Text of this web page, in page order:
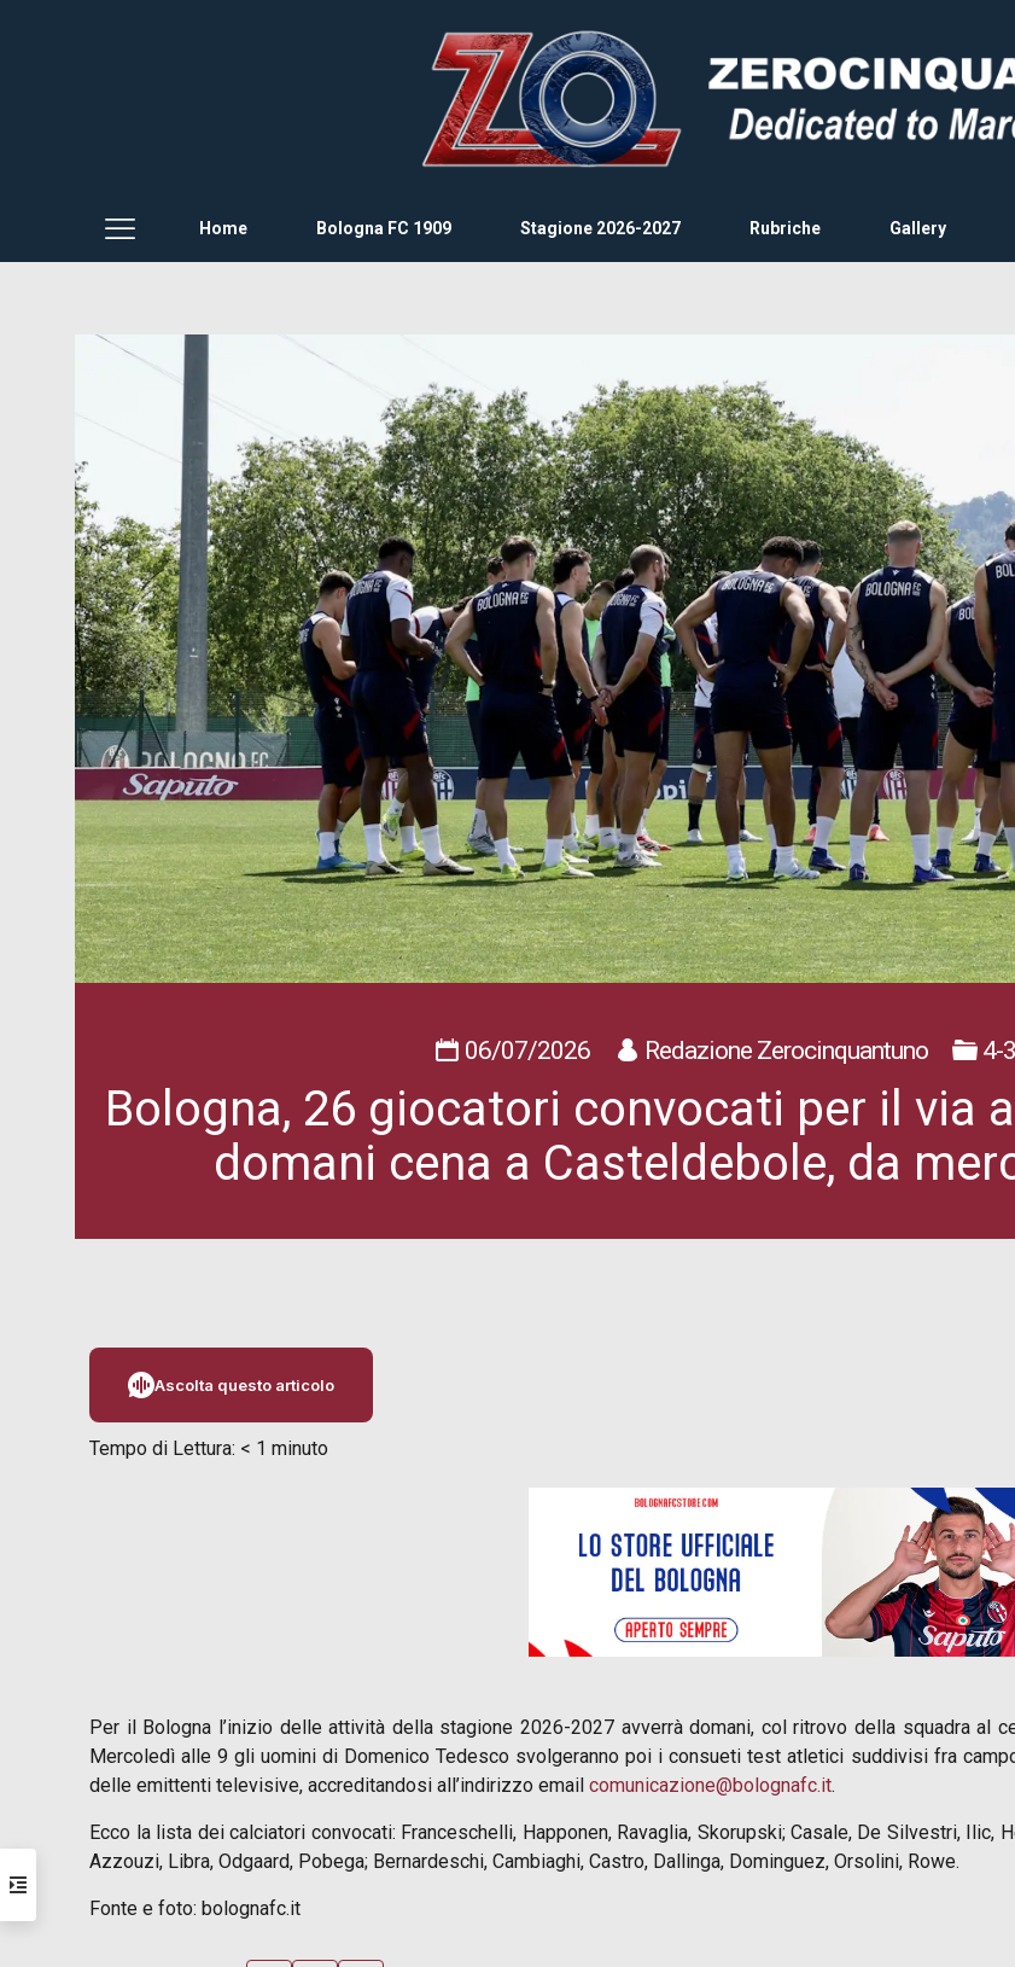
Home Bologna FC 1909 Stagione 2026-2027 Rubriche Gallery
06/07/2026 Redazione Zerocinquantuno 4-
Bologna, 26 giocatori convocati per il via
domani cena a Casteldebole, da
Ascolta questo articolo
Tempo di Lettura: < 1 minuto
Per il Bologna l’inizio delle attività della stagione 2026-2027 avverrà domani, col ritrovo della squadra al
Mercoledì alle 9 gli uomini di Domenico Tedesco svolgeranno poi i consueti test atletici suddivisi fra
delle emittenti televisive, accreditandosi all’indirizzo emailcomunicazione@bolognafc.it.
Ecco la lista dei calciatori convocati: Franceschelli, Happonen, Ravaglia, Skorupski; Casale, De Silvestri, Ilic,
Azzouzi, Libra, Odgaard, Pobega; Bernardeschi, Cambiaghi, Castro, Dallinga, Dominguez, Orsolini, Rowe.
Fonte e foto: bolognafc.it